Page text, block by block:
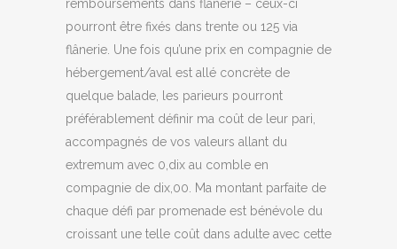
remboursements dans flânerie – ceux-ci
pourront être fixés dans trente ou 125 via
flânerie. Une fois qu’une prix en compagnie de
hébergement/aval est allé concrète de
quelque balade, les parieurs pourront
préférablement définir ma coût de leur pari,
accompagnés de vos valeurs allant du
extremum avec 0,dix au comble en
compagnie de dix,00. Ma montant parfaite de
chaque défi par promenade est bénévole du
croissant une telle coût dans adulte avec cette